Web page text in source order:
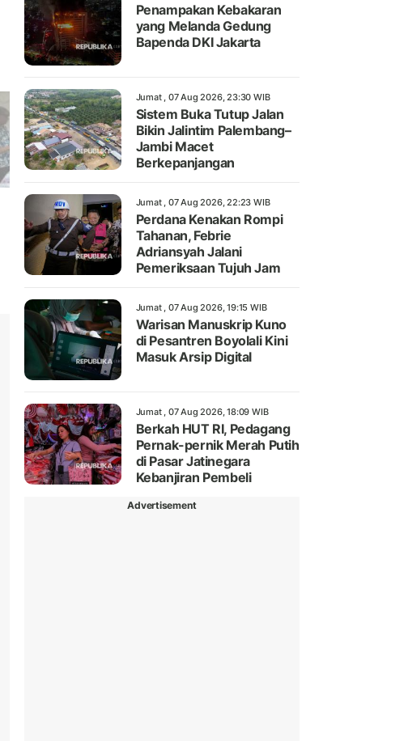
Penampakan Kebakaran
yang Melanda Gedung
Bapenda DKI Jakarta
Jumat , 07 Aug 2026, 23:30 WIB
Sistem Buka Tutup Jalan
Bikin Jalintim Palembang–
Jambi Macet
Berkepanjangan
Jumat , 07 Aug 2026, 22:23 WIB
Perdana Kenakan Rompi
Tahanan, Febrie
Adriansyah Jalani
Pemeriksaan Tujuh Jam
Jumat , 07 Aug 2026, 19:15 WIB
Warisan Manuskrip Kuno
di Pesantren Boyolali Kini
Masuk Arsip Digital
Jumat , 07 Aug 2026, 18:09 WIB
Berkah HUT RI, Pedagang
Pernak-pernik Merah Putih
di Pasar Jatinegara
Kebanjiran Pembeli
Advertisement